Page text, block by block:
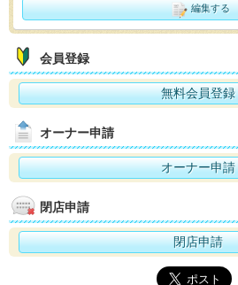
編集する
会員登録
無料会員登録
オーナー申請
オーナー申請
閉店申請
閉店申請